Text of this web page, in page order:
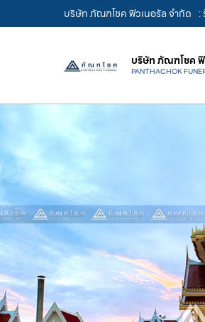
บริษัท ภัณฑโชค ฟิวเนอรัล จำกัด :
บริษัท ภัณฑโชค
PANTHACHOK